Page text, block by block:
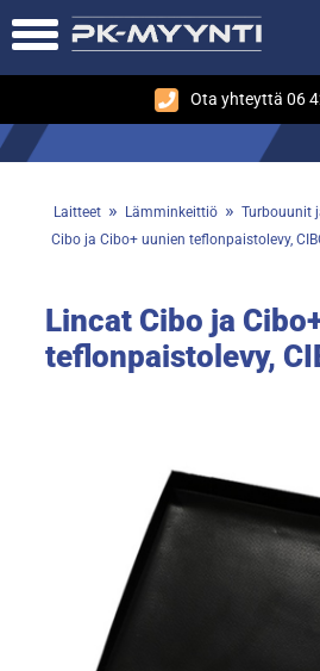
Ota yhteyttä 06
Laitteet » Lämminkeittiö » Turbouunit
Cibo ja Cibo+ uunien teflonpaistolevy,
Lincat Cibo ja
teflonpaistolevy,